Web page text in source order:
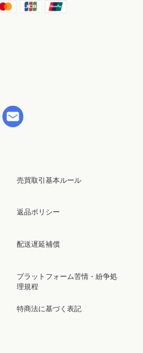
売買取引基本ルール
返品ポリシー
配送遅延補償
プラットフォーム苦情・紛争処
理規程
特商法に基づく表記